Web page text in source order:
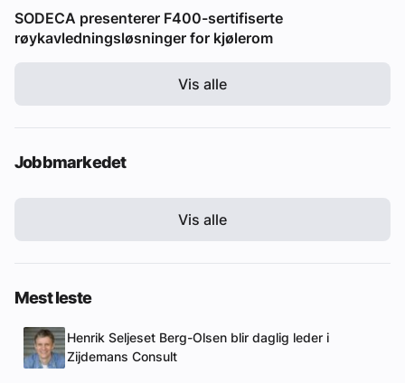
SODECA presenterer F400-sertifiserte
røykavledningsløsninger for kjølerom
Vis alle
Jobbmarkedet
Vis alle
Mest leste
Henrik Seljeset Berg-Olsen blir daglig leder i
Zijdemans Consult